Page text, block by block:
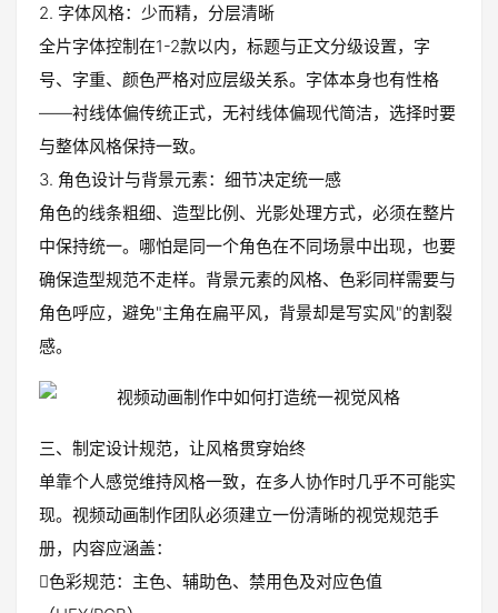
2. 字体风格：少而精，分层清晰
全片字体控制在1-2款以内，标题与正文分级设置，字
号、字重、颜色严格对应层级关系。字体本身也有性格
——衬线体偏传统正式，无衬线体偏现代简洁，选择时要
与整体风格保持一致。
3. 角色设计与背景元素：细节决定统一感
角色的线条粗细、造型比例、光影处理方式，必须在整片
中保持统一。哪怕是同一个角色在不同场景中出现，也要
确保造型规范不走样。背景元素的风格、色彩同样需要与
角色呼应，避免"主角在扁平风，背景却是写实风"的割裂
感。
三、制定设计规范，让风格贯穿始终
单靠个人感觉维持风格一致，在多人协作时几乎不可能实
现。视频动画制作团队必须建立一份清晰的视觉规范手
册，内容应涵盖：
色彩规范：主色、辅助色、禁用色及对应色值